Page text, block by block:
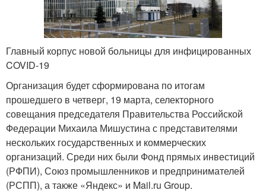
Главный корпус новой больницы для инфицированных
COVID-19
Организация будет сформирована по итогам
прошедшего в четверг, 19 марта, селекторного
совещания председателя Правительства Российской
Федерации Михаила Мишустина с представителями
нескольких государственных и коммерческих
организаций. Среди них были Фонд прямых инвестиций
(РФПИ), Союз промышленников и предпринимателей
(РСПП), а также «Яндекс» и Mail.ru Group.